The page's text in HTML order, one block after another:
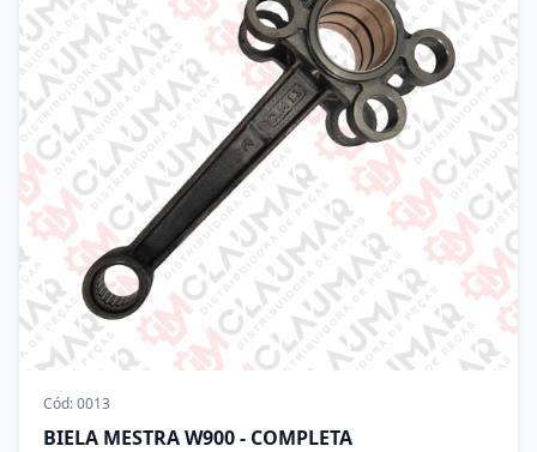
Cód:0013
BIELA MESTRA W900 - COMPLETA